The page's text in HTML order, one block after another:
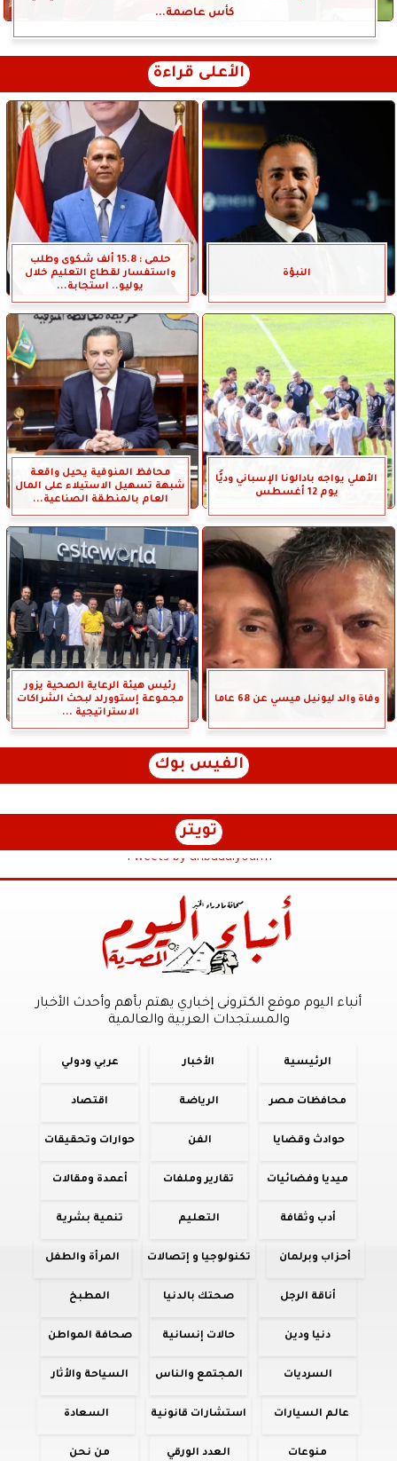
كأس عاصمة...
الأعلى قراءة
النبؤة
حلمى : 15.8 ألف شكوى وطلب
واستفسار لقطاع التعليم خلال
يوليو.. استجابة...
الأهلي يواجه بادالونا الإسباني وديًّا
يوم 12 أغسطس
محافظ المنوفية يحيل واقعة
شبهة تسهيل الاستيلاء على المال
العام بالمنطقة الصناعية...
وفاة والد ليونيل ميسي عن 68 عاما
رئيس هيئة الرعاية الصحية يزور
مجموعة إستوورلد لبحث الشراكات
الاستراتيجية ...
الفيس بوك
تويتر
Tweets by anbaaalyoum1
أنباء اليوم موقع الكترونى إخباري يهتم بأهم وأحدث الأخبار
والمستجدات العربية والعالمية
الرئيسية الأخبار عربي ودولي
محافظات مصر الرياضة اقتصاد
حوادث وقضايا الفن حوارات وتحقيقات
ميديا وفضائيات تقارير وملفات أعمدة ومقالات
أدب وثقافة التعليم تنمية بشرية
أحزاب وبرلمان تكنولوجيا و إتصالات المرأة والطفل
أناقة الرجل صحتك بالدنيا المطبخ
دنيا ودين حالات إنسانية صحافة المواطن
السرديات المجتمع والناس السياحة والأثار
عالم السيارات استشارات قانونية السعادة
منوعات العدد الورقي من نحن